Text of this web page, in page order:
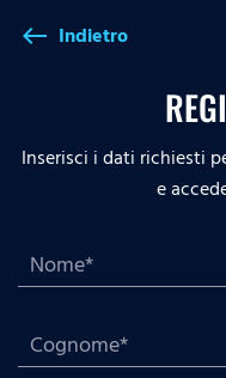
west Indietro
Inserisci i dati richiesti
e